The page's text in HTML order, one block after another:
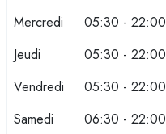
Mercredi
05:30 - 22:00
Jeudi
05:30 - 22:00
Vendredi
05:30 - 22:00
Samedi
06:30 - 22:00